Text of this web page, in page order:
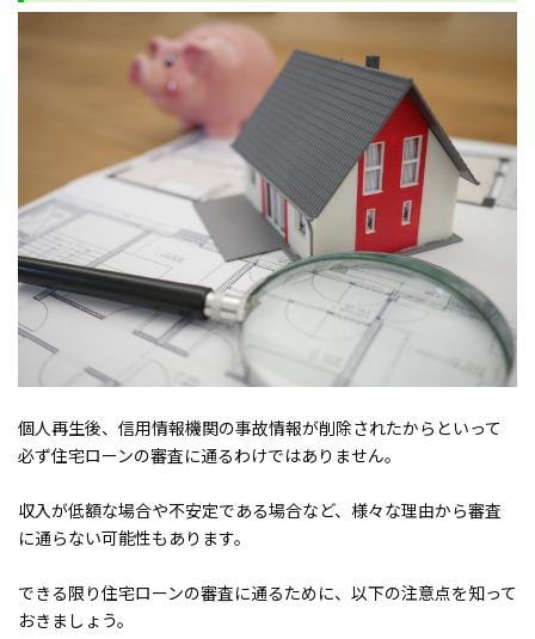
個人再生後、信用情報機関の事故情報が削除されたからといって
必ず住宅ローンの審査に通るわけではありません。
収入が低額な場合や不安定である場合など、様々な理由から審査
に通らない可能性もあります。
できる限り住宅ローンの審査に通るために、以下の注意点を知って
おきましょう。